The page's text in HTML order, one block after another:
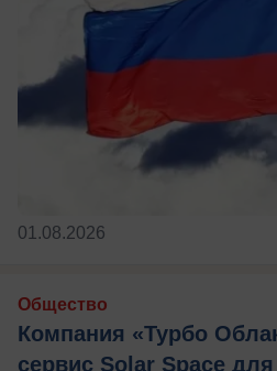
01.08.2026
Общество
Компания «Турбо
сервис Solar Space